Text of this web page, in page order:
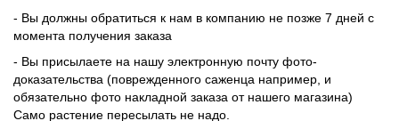
- Вы должны обратиться к нам в компанию не позже 7 дней с
момента получения заказа
- Вы присылаете на нашу электронную почту фото-
доказательства (поврежденного саженца например, и
обязательно фото накладной заказа от нашего магазина)
Само растение пересылать не надо.